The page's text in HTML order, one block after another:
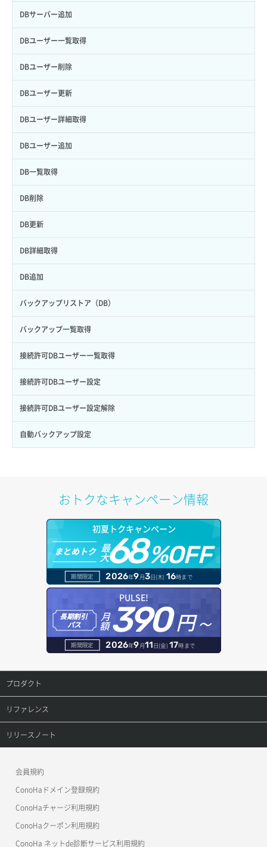
VM一覧取得
VM削除
VM操作（起動/停止/再起動/強制停止）
VM設定変更
VM詳細一覧取得
VM詳細取得
VM追加
VPS利用状況グラフ（CPU）
VPS利用状況グラフ（ディスクIO）
VPS利用状況グラフ（トラフィック）
アタッチ済みポート一覧取得
アタッチ済みポート詳細取得
アタッチ済みボリューム一覧
アタッチ済みボリューム詳細取得
イメージ一覧取得（nova）
イメージ保存（バックアップ）
イメージ保存（ローカルディスク）
イメージ詳細一覧取得（nova）
キーペア一覧取得
キーペア削除
キーペア詳細取得
キーペア追加
コンソールURL取得
バックアップリストア（ローカルディスク）
バックアップ詳細取得
ポートアタッチ
ポートデタッチ
ボリュームアタッチ
ボリュームデタッチ
ネットワーク削除（ローカルネットワーク）
ネットワーク詳細取得
ネットワーク追加（ローカルネットワーク）
ヘルスモニタ一覧取得
ヘルスモニタ作成
ヘルスモニタ削除
ヘルスモニタ詳細取得
ヘルスモニタ関連付け
ヘルスモニタ関連付け解除
コンテナ削除
コンテナ詳細取得
コンテナ追加
ラージオブジェクトアップロード（DLO）
ラージオブジェクトアップロード（SLO）
一時的Web公開
請求データ一覧取得
請求データ詳細取得
レコード削除
レコード更新
レコード詳細取得
レコード追加
DBサーバー追加
DBユーザー一覧取得
DBユーザー削除
DBユーザー更新
DBユーザー詳細取得
DBユーザー追加
DB一覧取得
DB削除
DB更新
DB詳細取得
DB追加
バックアップリストア（DB）
バックアップ一覧取得
接続許可DBユーザー一覧取得
接続許可DBユーザー設定
接続許可DBユーザー設定解除
自動バックアップ設定
おトクなキャンペーン情報
初夏トクキャンペーン
まとめトク 最
大68%OFF
期間限定 2026年9月3日(木) 16時まで
PULSE!
長期割引
パス
月
額390円～
期間限定 2026年9月11日(金) 17時まで
プロダクト
プロダクトトップ
ConoHa VPS(Ver.3.0)
ConoHa for GAME
リファレンス
リファレンストップ
OpenStack CLI
Terraform
リリースノート
会員規約
ConoHaドメイン登録規約
ConoHaチャージ利用規約
ConoHaクーポン利用規約
ConoHa ネットde診断サービス利用規約